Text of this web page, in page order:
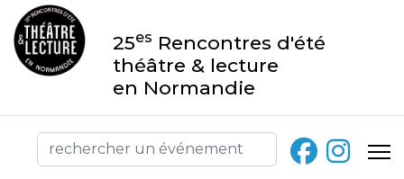
25es Rencontres d'été
théâtre & lecture
en Normandie